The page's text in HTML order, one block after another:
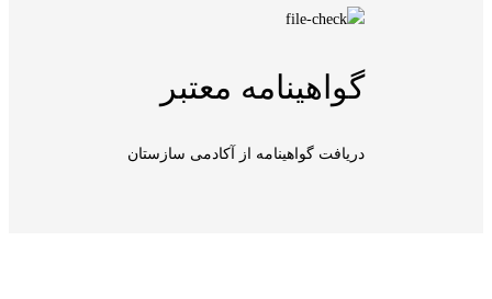
گواهینامه معتبر
دریافت گواهینامه از آکادمی سازستان